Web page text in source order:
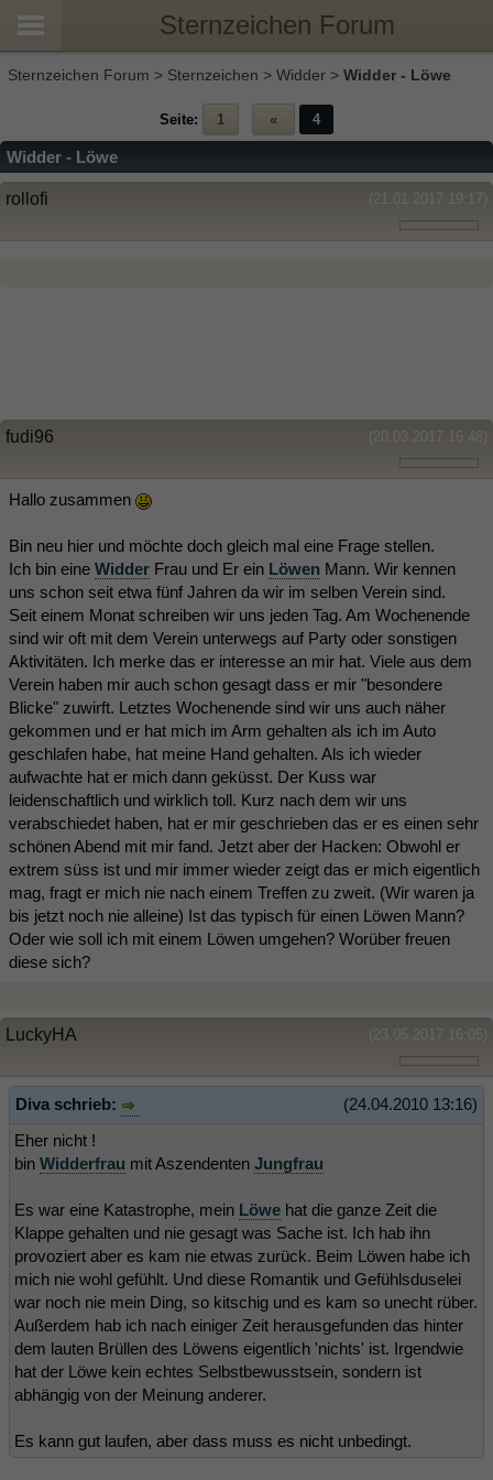
Sternzeichen Forum
Sternzeichen Forum > Sternzeichen > Widder > Widder - Löwe
Seite: 1 « 4
Widder - Löwe
(21.01.2017 19:17)
rollofi
(20.03.2017 16:48)
fudi96
Hallo zusammen
Bin neu hier und möchte doch gleich mal eine Frage stellen.
Ich bin eine Widder Frau und Er ein Löwen Mann. Wir kennen
uns schon seit etwa fünf Jahren da wir im selben Verein sind.
Seit einem Monat schreiben wir uns jeden Tag. Am Wochenende
sind wir oft mit dem Verein unterwegs auf Party oder sonstigen
Aktivitäten. Ich merke das er interesse an mir hat. Viele aus dem
Verein haben mir auch schon gesagt dass er mir "besondere
Blicke" zuwirft. Letztes Wochenende sind wir uns auch näher
gekommen und er hat mich im Arm gehalten als ich im Auto
geschlafen habe, hat meine Hand gehalten. Als ich wieder
aufwachte hat er mich dann geküsst. Der Kuss war
leidenschaftlich und wirklich toll. Kurz nach dem wir uns
verabschiedet haben, hat er mir geschrieben das er es einen sehr
schönen Abend mit mir fand. Jetzt aber der Hacken: Obwohl er
extrem süss ist und mir immer wieder zeigt das er mich eigentlich
mag, fragt er mich nie nach einem Treffen zu zweit. (Wir waren ja
bis jetzt noch nie alleine) Ist das typisch für einen Löwen Mann?
Oder wie soll ich mit einem Löwen umgehen? Worüber freuen
diese sich?
(23.05.2017 16:05)
LuckyHA
(24.04.2010 13:16)
Diva schrieb:
Eher nicht !
bin Widderfrau mit Aszendenten Jungfrau
Es war eine Katastrophe, mein Löwe hat die ganze Zeit die
Klappe gehalten und nie gesagt was Sache ist. Ich hab ihn
provoziert aber es kam nie etwas zurück. Beim Löwen habe ich
mich nie wohl gefühlt. Und diese Romantik und Gefühlsduselei
war noch nie mein Ding, so kitschig und es kam so unecht rüber.
Außerdem hab ich nach einiger Zeit herausgefunden das hinter
dem lauten Brüllen des Löwens eigentlich 'nichts' ist. Irgendwie
hat der Löwe kein echtes Selbstbewusstsein, sondern ist
abhängig von der Meinung anderer.
Es kann gut laufen, aber dass muss es nicht unbedingt.